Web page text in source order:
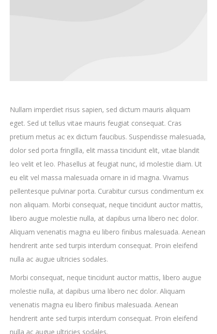
Nullam imperdiet risus sapien, sed dictum mauris aliquam
eget. Sed ut tellus vitae mauris feugiat consequat. Cras
pretium metus ac ex dictum faucibus. Suspendisse malesuada,
dolor sed porta fringilla, elit massa tincidunt elit, vitae blandit
leo velit et leo. Phasellus at feugiat nunc, id molestie diam. Ut
eu elit vel massa malesuada ornare in id magna. Vivamus
pellentesque pulvinar porta. Curabitur cursus condimentum ex
non aliquam. Morbi consequat, neque tincidunt auctor mattis,
libero augue molestie nulla, at dapibus urna libero nec dolor.
Aliquam venenatis magna eu libero finibus malesuada. Aenean
hendrerit ante sed turpis interdum consequat. Proin eleifend
nulla ac augue ultricies sodales.
Morbi consequat, neque tincidunt auctor mattis, libero augue
molestie nulla, at dapibus urna libero nec dolor. Aliquam
venenatis magna eu libero finibus malesuada. Aenean
hendrerit ante sed turpis interdum consequat. Proin eleifend
nulla ac augue ultricies sodales.